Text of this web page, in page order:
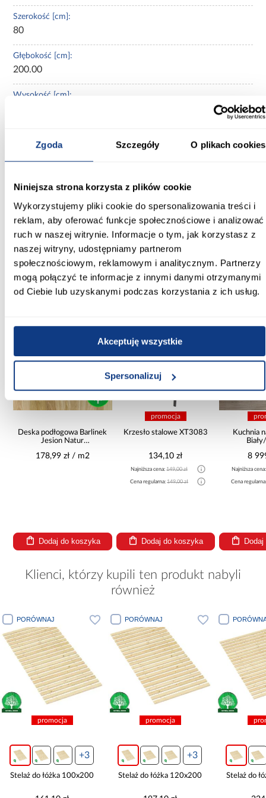
Zgoda Szczegóły O plikach cookies
Niniejsza strona korzysta z plików cookie
Wykorzystujemy pliki cookie do spersonalizowania treści i
reklam, aby oferować funkcje społecznościowe i analizować
ruch w naszej witrynie. Informacje o tym, jak korzystasz z
naszej witryny, udostępniamy partnerom
społecznościowym, reklamowym i analitycznym. Partnerzy
mogą połączyć te informacje z innymi danymi otrzymanymi
od Ciebie lub uzyskanymi podczas korzystania z ich usług.
Akceptuję wszystkie
Spersonalizuj
Szerokość [cm]:
80
Głębokość [cm]:
200.00
Wysokość [cm]:
stelaż do łóżka
Nie
Waga [kg]:
8
Inni Klienci sprawdzali również
Deska podłogowa Barlinek
Jesion Natur
178,99 zł / m2
Dodaj do koszyka
promocja
Krzesło stalowe XT3083
134,10 zł
Najniższa cena:149,00 zł
Cena regularna:149,00 zł
Dodaj do koszyka
Kuchnia
8
Najniższa
Cena
Klienci, którzy kupili ten produkt nabyli
również
PORÓWNAJ
promocja
+3
Stelaż do łóżka 100x200
PORÓWNAJ
promocja
+3
Stelaż do łóżka 120x200 Stelaż do